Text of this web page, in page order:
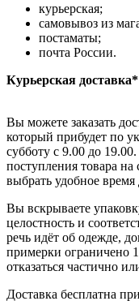
курьерская;
самовывоз из
постаматы;
почта России.
Курьерская доставка*
Вы можете заказать
который прибудет по
субботу с 9.00 до
поступления товара
выбрать удобное
Вы вскрываете
целостность и
речь идёт об одежде,
примерки ограничено
отказаться частично
Доставка бесплатна